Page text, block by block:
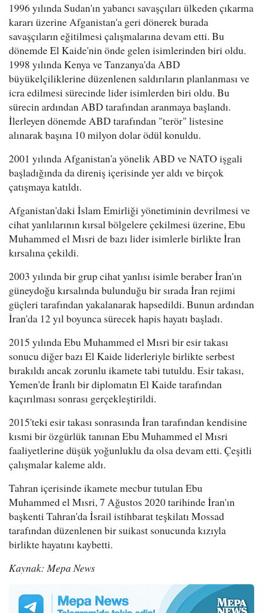
1996 yılında Sudan'ın yabancı savaşçıları ülkeden çıkarma
kararı üzerine Afganistan'a geri dönerek burada
savaşçıların eğitilmesi çalışmalarına devam etti. Bu
dönemde El Kaide'nin önde gelen isimlerinden biri oldu.
1998 yılında Kenya ve Tanzanya'da ABD
büyükelçiliklerine düzenlenen saldırıların planlanması ve
icra edilmesi sürecinde lider isimlerden biri oldu. Bu
sürecin ardından ABD tarafından aranmaya başlandı.
İlerleyen dönemde ABD tarafından "terör" listesine
alınarak başına 10 milyon dolar ödül konuldu.
2001 yılında Afganistan'a yönelik ABD ve NATO işgali
başladığında da direniş içerisinde yer aldı ve birçok
çatışmaya katıldı.
Afganistan'daki İslam Emirliği yönetiminin devrilmesi ve
cihat yanlılarının kırsal bölgelere çekilmesi üzerine, Ebu
Muhammed el Mısri de bazı lider isimlerle birlikte İran
kırsalına çekildi.
2003 yılında bir grup cihat yanlısı isimle beraber İran'ın
güneydoğu kırsalında bulunduğu bir sırada İran rejimi
güçleri tarafından yakalanarak hapsedildi. Bunun ardından
İran'da 12 yıl boyunca sürecek hapis hayatı başladı.
2015 yılında Ebu Muhammed el Mısri bir esir takası
sonucu diğer bazı El Kaide liderleriyle birlikte serbest
bırakıldı ancak zorunlu ikamete tabi tutuldu. Esir takası,
Yemen'de İranlı bir diplomatın El Kaide tarafından
kaçırılması sonrası gerçekleştirildi.
2015'teki esir takası sonrasında İran tarafından kendisine
kısmi bir özgürlük tanınan Ebu Muhammed el Mısri
faaliyetlerine düşük yoğunluklu da olsa devam etti. Çeşitli
çalışmalar kaleme aldı.
Tahran içerisinde ikamete mecbur tutulan Ebu
Muhammed el Mısri, 7 Ağustos 2020 tarihinde İran'ın
başkenti Tahran'da İsrail istihbarat teşkilatı Mossad
tarafından düzenlenen bir suikast sonucunda kızıyla
birlikte hayatını kaybetti.
Kaynak: Mepa News